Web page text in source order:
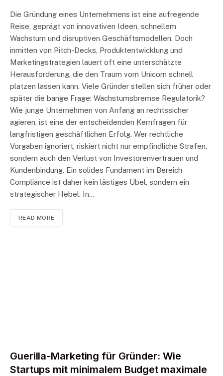
Die Gründung eines Unternehmens ist eine aufregende
Reise, geprägt von innovativen Ideen, schnellem
Wachstum und disruptiven Geschäftsmodellen. Doch
inmitten von Pitch-Decks, Produktentwicklung und
Marketingstrategien lauert oft eine unterschätzte
Herausforderung, die den Traum vom Unicorn schnell
platzen lassen kann. Viele Gründer stellen sich früher oder
später die bange Frage: Wachstumsbremse Regulatorik?
Wie junge Unternehmen von Anfang an rechtssicher
agieren, ist eine der entscheidenden Kernfragen für
langfristigen geschäftlichen Erfolg. Wer rechtliche
Vorgaben ignoriert, riskiert nicht nur empfindliche Strafen,
sondern auch den Verlust von Investorenvertrauen und
Kundenbindung. Ein solides Fundament im Bereich
Compliance ist daher kein lästiges Übel, sondern ein
strategischer Hebel. In…
READ MORE
Guerilla-Marketing für Gründer: Wie
Startups mit minimalem Budget maximale